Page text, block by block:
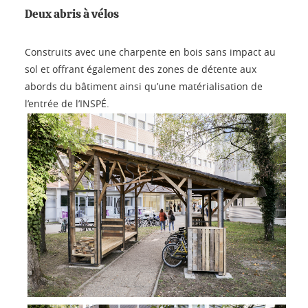
Deux abris à vélos
Construits avec une charpente en bois sans impact au
sol et offrant également des zones de détente aux
abords du bâtiment ainsi qu’une matérialisation de
l’entrée de l’INSPÉ.